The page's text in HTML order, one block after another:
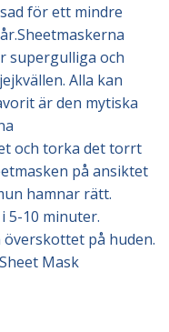
för ett mindre
supergulliga och
Alla kan
är den mytiska
och torka det torrt
på ansiktet
hamnar rätt.
5-10 minuter.
överskottet på huden.
Mask